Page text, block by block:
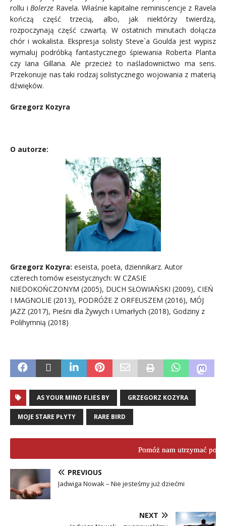
rollu i Bolerze Ravela. Właśnie kapitalne reminiscencje z Ravela
kończą część trzecią, albo, jak niektórzy twierdzą,
rozpoczynają część czwartą. W ostatnich minutach dołącza
chór i wokalista. Ekspresja solisty Steve`a Goulda jest wypisz
wymaluj podróbką fantastycznego śpiewania Roberta Planta
czy Iana Gillana. Ale przecież to naśladownictwo ma sens.
Przekonuje nas taki rodzaj solistycznego wojowania z materią
dźwięków.
Grzegorz Kozyra
O autorze:
Grzegorz Kozyra: eseista, poeta, dziennikarz. Autor
czterech tomów eseistycznych: W CZASIE
NIEDOKOŃCZONYM (2005), DUCH SŁOWIAŃSKI (2009), CIEŃ
I MAGNOLIE (2013), PODRÓŻE Z ORFEUSZEM (2016), MÓJ
JAZZ (2017), Pieśni dla Żywych i Umarłych (2018), Godziny z
Polihymnią (2018)
AS YOUR MIND FLIES BY GRZEGORZ KOZYRA
MOJE STARE PŁYTY RARE BIRD
Pomóż nam utrzymać
PREVIOUS
Jadwiga Nowak – Nie jesteśmy już dziećmi
NEXT